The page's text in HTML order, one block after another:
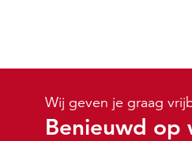
Wij geven je graag
Benieuwd op